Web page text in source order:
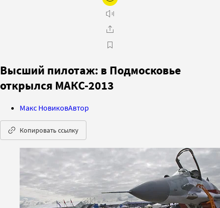
Высший пилотаж: в Подмосковье
открылся МАКС-2013
Макс НовиковАвтор
Копировать ссылку